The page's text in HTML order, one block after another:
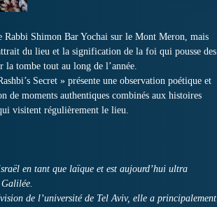
Rabbi Shimon Bar Yochai sur le Mont Meron, mais
du lieu et la signification de la foi qui pousse des
la tombe tout au long de l’année.
Secret » présente une observation poétique et
de moments authentiques combinés aux histoires
visitent régulièrement le lieu.
en tant que laïque et est aujourd’hui ultra
de l’université de Tel Aviv, elle a principalement